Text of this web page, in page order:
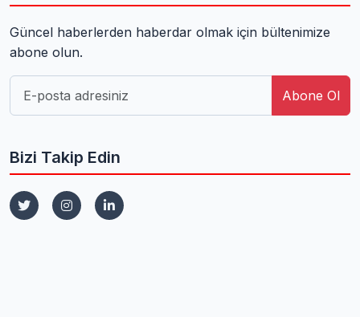
Güncel haberlerden haberdar olmak için bültenimize
abone olun.
Abone Ol
Bizi Takip Edin